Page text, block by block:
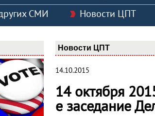
СМИ Новости ЦПТ
Новости ЦПТ
14.10.2015
14 октября
е заседание